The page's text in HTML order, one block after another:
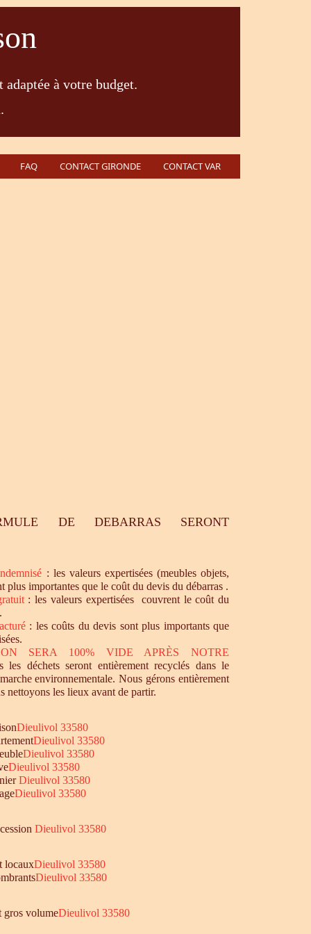
à votre budget.
FAQ CONTACT GIRONDE CONTACT VAR
DE DEBARRAS SERONT
: les valeurs expertisées (meubles objets,
plus importantes que le coût du devis du débarras .
: les valeurs expertisées couvrent le coût du
: les coûts du devis sont plus importants que
SERA 100% VIDE APRÈS NOTRE
les déchets seront entièrement recyclés dans le
environnementale. Nous gérons entièrement
nettoyons les lieux avant de partir.
Dieulivol 33580
Dieulivol 33580
Dieulivol 33580
Dieulivol 33580
Dieulivol 33580
Dieulivol 33580
Dieulivol 33580
locauxDieulivol 33580
Dieulivol 33580
gros volumeDieulivol 33580